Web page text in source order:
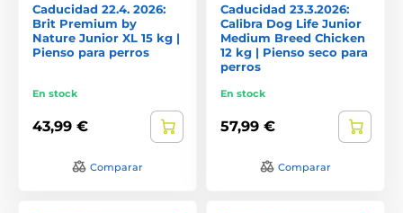
Caducidad 22.4. 2026:
Brit Premium by
Nature Junior XL 15 kg |
Pienso para perros
En stock
43,99 €
Comparar
Caducidad 23.3.2026:
Calibra Dog Life Junior
Medium Breed Chicken
12 kg | Pienso seco para
perros
En stock
57,99 €
Comparar